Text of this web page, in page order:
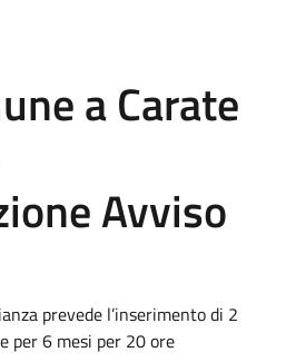
a Carate
Avviso
prevede l’inserimento di 2
per 6 mesi per 20 ore